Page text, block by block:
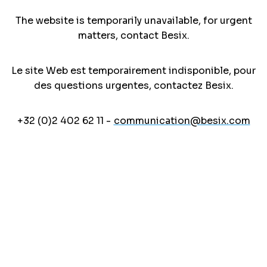
The website is temporarily unavailable, for urgent
matters, contact Besix.
Le site Web est temporairement indisponible, pour
des questions urgentes, contactez Besix.
+32 (0)2 402 62 11 - communication@besix.com